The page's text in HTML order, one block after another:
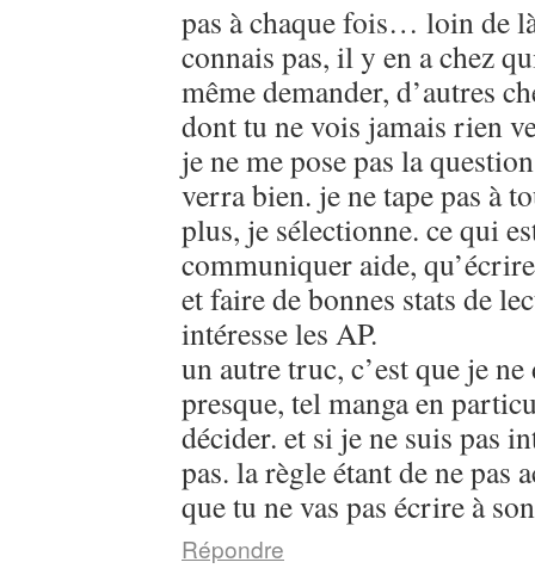
pas à chaque fois… loin de
connais pas, il y en a chez
même demander, d’autres
dont tu ne vois jamais rien
je ne me pose pas la
verra bien. je ne tape pas à
plus, je sélectionne. ce qui
communiquer aide,
et faire de bonnes stats de
intéresse les AP.
un autre truc, c’est que je
presque, tel manga en
décider. et si je ne suis pas
pas. la règle étant de ne pas
que tu ne vas pas écrire à
Répondre